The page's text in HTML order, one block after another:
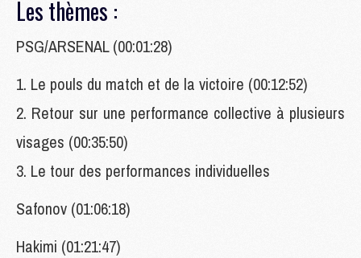
Les thèmes :
PSG/ARSENAL (00:01:28)
1. Le pouls du match et de la victoire (00:12:52)
2. Retour sur une performance collective à plusieurs
visages (00:35:50)
3. Le tour des performances individuelles
Safonov (01:06:18)
Hakimi (01:21:47)